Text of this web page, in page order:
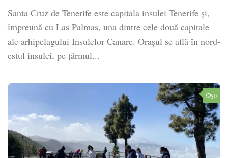
Santa Cruz de Tenerife este capitala insulei Tenerife și,
împreună cu Las Palmas, una dintre cele două capitale
ale arhipelagului Insulelor Canare. Orașul se află în nord-
estul insulei, pe țărmul...
0